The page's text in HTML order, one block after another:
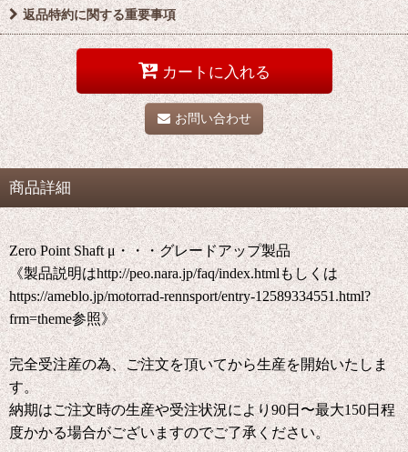
返品特約に関する重要事項
カートに入れる
お問い合わせ
商品詳細
Zero Point Shaft μ・・・グレードアップ製品
《製品説明はhttp://peo.nara.jp/faq/index.htmlもしくは
https://ameblo.jp/motorrad-rennsport/entry-12589334551.html?
frm=theme参照》
完全受注産の為、ご注文を頂いてから生産を開始いたしま
す。
納期はご注文時の生産や受注状況により90日〜最大150日程
度かかる場合がございますのでご了承ください。